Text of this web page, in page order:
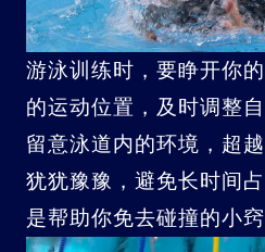
游泳训练时，要睁开你
的运动位置，及时调整自
留意泳道内的环境，超
犹犹豫豫，避免长时间
是帮助你免去碰撞的小窍